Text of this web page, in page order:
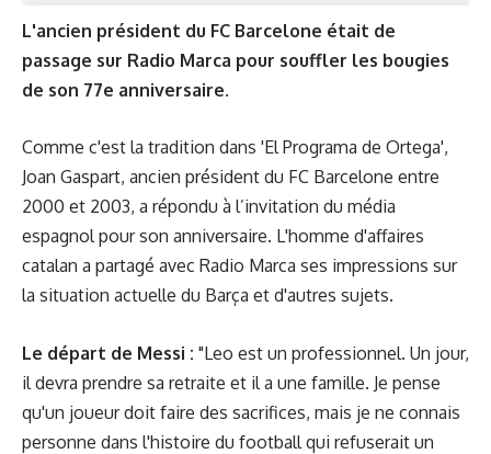
L'ancien président du FC Barcelone était de
passage sur Radio Marca pour souffler les bougies
de son 77e anniversaire.
Comme c'est la tradition dans 'El Programa de Ortega',
Joan Gaspart, ancien président du FC Barcelone entre
2000 et 2003, a répondu à l’invitation du média
espagnol pour son anniversaire. L'homme d'affaires
catalan a partagé avec Radio Marca ses impressions sur
la situation actuelle du Barça et d'autres sujets.
Le départ de Messi : "Leo est un professionnel. Un jour,
il devra prendre sa retraite et il a une famille. Je pense
qu'un joueur doit faire des sacrifices, mais je ne connais
personne dans l'histoire du football qui refuserait un